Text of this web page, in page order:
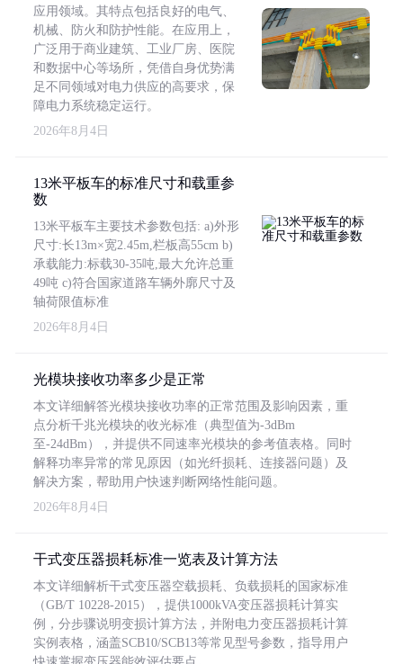
应用领域。其特点包括良好的电气、
机械、防火和防护性能。在应用上，
广泛用于商业建筑、工业厂房、医院
和数据中心等场所，凭借自身优势满
足不同领域对电力供应的高要求，保
障电力系统稳定运行。
2026年8月4日
13米平板车的标准尺寸和载重参
数
13米平板车主要技术参数包括: a)外形
尺寸:长13m×宽2.45m,栏板高55cm b)
承载能力:标载30-35吨,最大允许总重
49吨 c)符合国家道路车辆外廓尺寸及
轴荷限值标准
2026年8月4日
光模块接收功率多少是正常
本文详细解答光模块接收功率的正常范围及影响因素，重
点分析千兆光模块的收光标准（典型值为-3dBm
至-24dBm），并提供不同速率光模块的参考值表格。同时
解释功率异常的常见原因（如光纤损耗、连接器问题）及
解决方案，帮助用户快速判断网络性能问题。
2026年8月4日
干式变压器损耗标准一览表及计算方法
本文详细解析干式变压器空载损耗、负载损耗的国家标准
（GB/T 10228-2015），提供1000kVA变压器损耗计算实
例，分步骤说明变损计算方法，并附电力变压器损耗计算
实例表格，涵盖SCB10/SCB13等常见型号参数，指导用户